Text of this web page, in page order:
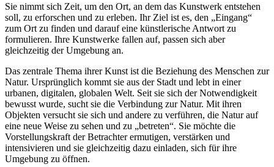
Sie nimmt sich Zeit, um den Ort, an dem das Kunstwerk entstehen
soll, zu erforschen und zu erleben. Ihr Ziel ist es, den „Eingang“
zum Ort zu finden und darauf eine künstlerische Antwort zu
formulieren. Ihre Kunstwerke fallen auf, passen sich aber
gleichzeitig der Umgebung an.
Das zentrale Thema ihrer Kunst ist die Beziehung des Menschen zur
Natur. Ursprünglich kommt sie aus der Stadt und lebt in einer
urbanen, digitalen, globalen Welt. Seit sie sich der Notwendigkeit
bewusst wurde, sucht sie die Verbindung zur Natur. Mit ihren
Objekten versucht sie sich und andere zu verführen, die Natur auf
eine neue Weise zu sehen und zu „betreten“. Sie möchte die
Vorstellungskraft der Betrachter ermutigen, verstärken und
intensivieren und sie gleichzeitig dazu einladen, sich für ihre
Umgebung zu öffnen.